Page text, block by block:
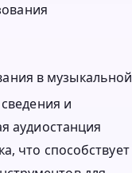
в музыкальной
и
аудиостанция
что способствует